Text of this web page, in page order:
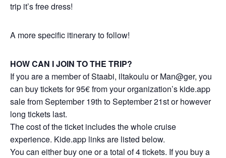
trip it’s free dress!
A more specific itinerary to follow!
HOW CAN I JOIN TO THE TRIP?
If you are a member of Staabi, iltakoulu or Man@ger, you
can buy tickets for 95€ from your organization’s kide.app
sale from September 19th to September 21st or however
long tickets last.
The cost of the ticket includes the whole cruise
experience. Kide.app links are listed below.
You can either buy one or a total of 4 tickets. If you buy a